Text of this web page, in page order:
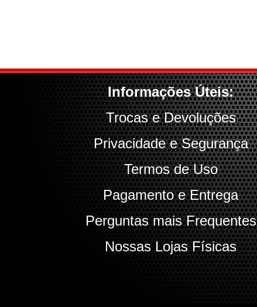
Informações Úteis:
Trocas e Devoluções
Privacidade e Segurança
Termos de Uso
Pagamento e Entrega
Perguntas mais Frequentes
Nossas Lojas Físicas